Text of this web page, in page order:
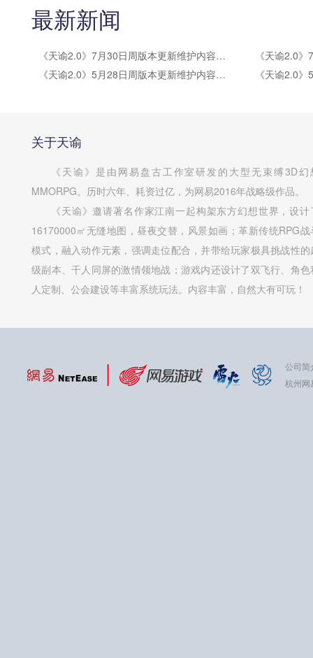
最新新闻
《天谕2.0》7月30日周版本更新维护内容公告
《天谕2.0》5月28日周版本更新维护内容公告
关于天谕
《天谕》是由网易盘古工作室研发的大型无束缚3D幻
MMORPG。历时六年、耗资过亿，为网易2016年战略级作品。
《天谕》邀请著名作家江南一起构架东方幻想世界，设计
16170000㎡无缝地图，昼夜交替，风景如画；革新传统RPG战
模式，融入动作元素，强调走位配合，并带给玩家极具挑战性的
级副本、千人同屏的激情领地战；游戏内还设计了双飞行、角色
人定制、公会建设等丰富系统玩法。内容丰富，自然大有可玩！
公司简
杭州